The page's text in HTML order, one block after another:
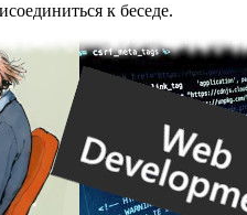
к беседе.